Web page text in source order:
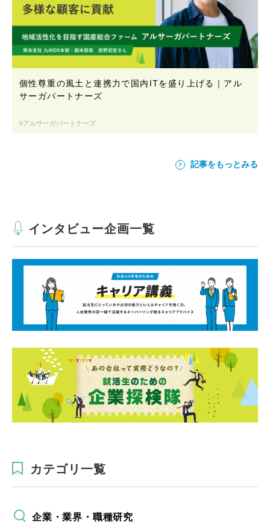
個性尊重の風土と連携力で国内ITを盛り上げる｜アル
サーガパートナーズ
アルサーガパートナーズ
記事をもっとみる
インタビュー企画一覧
カテゴリ一覧
企業・業界・職種研究